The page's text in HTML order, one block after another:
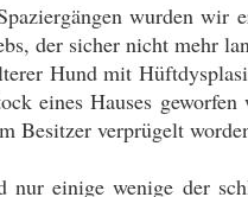
wurden
der sicher nicht mehr
Hund mit
eines Hauses
Besitzer verprügelt
nur einige wenige der